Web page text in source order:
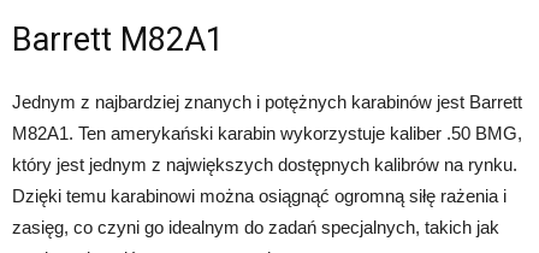
Barrett M82A1
Jednym z najbardziej znanych i potężnych karabinów jest Barrett
M82A1. Ten amerykański karabin wykorzystuje kaliber .50 BMG,
który jest jednym z największych dostępnych kalibrów na rynku.
Dzięki temu karabinowi można osiągnąć ogromną siłę rażenia i
zasięg, co czyni go idealnym do zadań specjalnych, takich jak